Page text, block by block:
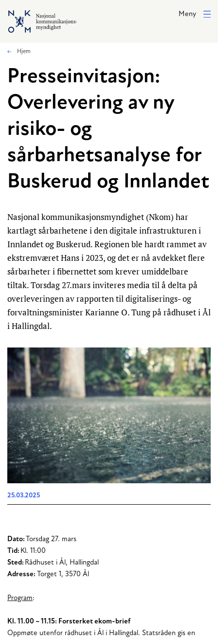
Hopp til hovedinnhold
Meny
Hjem
Presseinvitasjon:
Overlevering av ny
risiko- og
sårbarhetsanalyse for
Buskerud og Innlandet
Nasjonal kommunikasjonsmyndighet (Nkom) har
kartlagt sårbarhetene i den digitale infrastrukturen i
Innlandet og Buskerud. Regionen ble hardt rammet av
ekstremværet Hans i 2023, og det er nå avdekket flere
sårbarheter i fibernettet som krever umiddelbare
tiltak. Torsdag 27.mars inviteres media til å delta på
overleveringen av rapporten til digitaliserings- og
forvaltningsminister Karianne O. Tung på rådhuset i Ål
i Hallingdal.
25.03.2025
Dato: Torsdag 27. mars
Tid: Kl. 11:00
Sted: Rådhuset i Ål, Hallingdal
Adresse: Torget 1, 3570 Ål
Program:
Kl. 11.00 – 11.15: Forsterket ekom-brief
Oppmøte utenfor rådhuset i Ål i Hallingdal. Statsråden gis en